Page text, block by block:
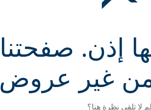
إذن. صفحتنا
من غير عروض
لم لا تلقي نظرة هنا؟